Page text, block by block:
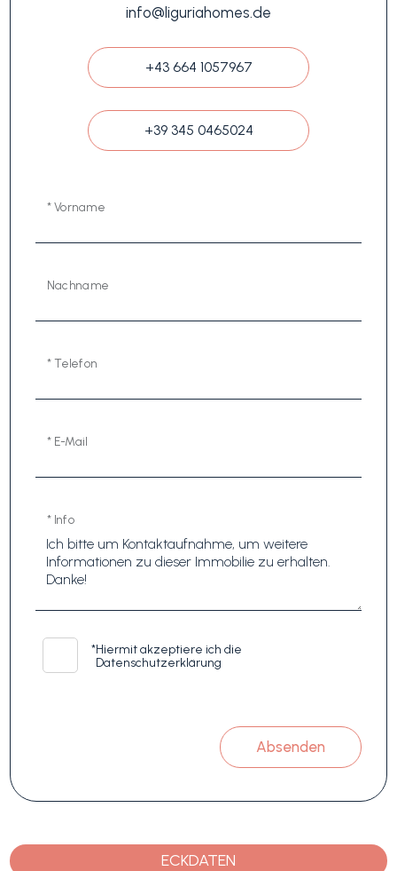
info@liguriahomes.de
+43 664 1057967
+39 345 0465024
* Vorname
Nachname
* Telefon
* E-Mail
* Info
*Hiermit akzeptiere ich die
Datenschutzerklärung
Absenden
ECKDATEN